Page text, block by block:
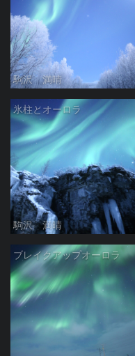
駒沢 満晴
氷柱とオーロラ
駒沢 満晴
ブレイクアップオーロラ